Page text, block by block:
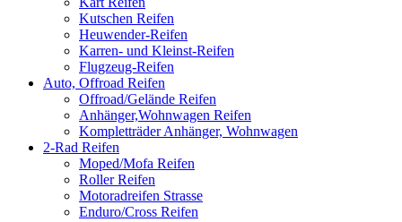
Kutschen Reifen
Heuwender-Reifen
Karren- und Kleinst-Reifen
Flugzeug-Reifen
Auto, Offroad Reifen
Offroad/Gelände Reifen
Anhänger,Wohnwagen Reifen
Kompletträder Anhänger, Wohnwagen
2-Rad Reifen
Moped/Mofa Reifen
Roller Reifen
Motoradreifen Strasse
Enduro/Cross Reifen